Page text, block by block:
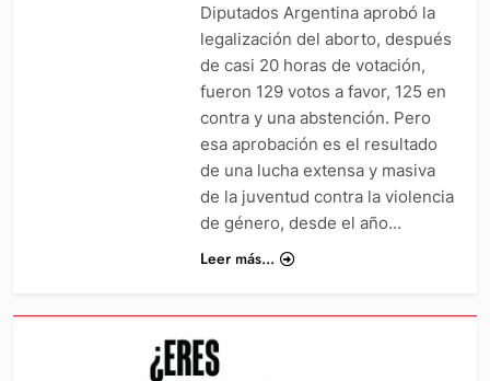
Diputados Argentina aprobó la
legalización del aborto, después
de casi 20 horas de votación,
fueron 129 votos a favor, 125 en
contra y una abstención. Pero
esa aprobación es el resultado
de una lucha extensa y masiva
de la juventud contra la violencia
de género, desde el año…
Leer más...